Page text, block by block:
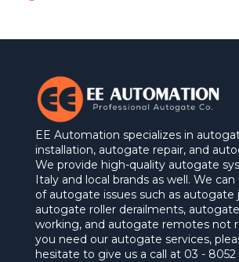
EE Automation specializes in
installation, autogate repair, and
We provide high-quality autogate
Italy and local brands as well. We can
of autogate issues such as autogate
autogate roller derailments,
working, and autogate remotes not
you need our autogate services,
hesitate to give us a call at 03 - 8052